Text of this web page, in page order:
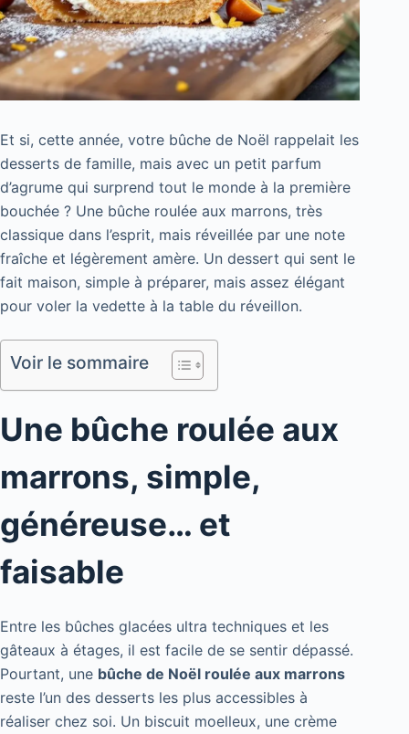
Et si, cette année, votre bûche de Noël rappelait les
desserts de famille, mais avec un petit parfum
d’agrume qui surprend tout le monde à la première
bouchée ? Une bûche roulée aux marrons, très
classique dans l’esprit, mais réveillée par une note
fraîche et légèrement amère. Un dessert qui sent le
fait maison, simple à préparer, mais assez élégant
pour voler la vedette à la table du réveillon.
Voir le sommaire
Une bûche roulée aux
marrons, simple,
généreuse… et
faisable
Entre les bûches glacées ultra techniques et les
gâteaux à étages, il est facile de se sentir dépassé.
Pourtant, une bûche de Noël roulée aux marrons
reste l’un des desserts les plus accessibles à
réaliser chez soi. Un biscuit moelleux, une crème